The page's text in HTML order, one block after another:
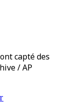
capté des
/ AP